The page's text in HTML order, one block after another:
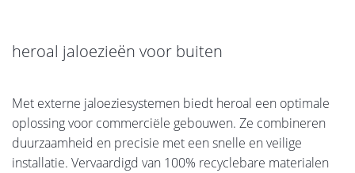
heroal jaloezieën voor buiten
Met externe jaloeziesystemen biedt heroal een optimale
oplossing voor commerciële gebouwen. Ze combineren
duurzaamheid en precisie met een snelle en veilige
installatie. Vervaardigd van 100% recyclebare materialen